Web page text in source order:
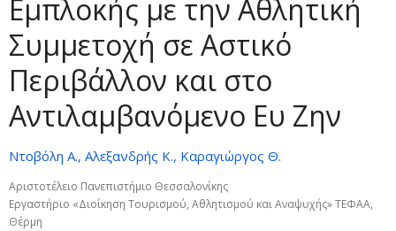
Εμπλοκής με την Αθλητική
Συμμετοχή σε Αστικό
Περιβάλλον και στο
Αντιλαμβανόμενο Ευ Ζην
Ντοβόλη Α., Αλεξανδρής Κ., Καραγιώργος Θ.
Αριστοτέλειο Πανεπιστήμιο Θεσσαλονίκης
Εργαστήριο «Διοίκηση Τουρισμού, Αθλητισμού και Αναψυχής» ΤΕΦΑΑ,
Θέρμη